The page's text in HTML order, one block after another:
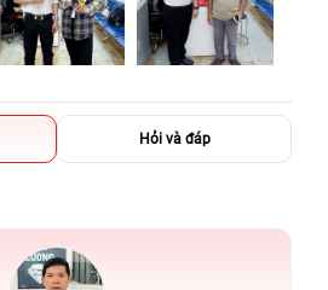
Hỏi và đáp